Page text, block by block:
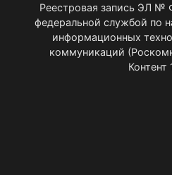
Реестровая запись ЭЛ №
федеральной службой по
информационных
коммуникаций
Контент